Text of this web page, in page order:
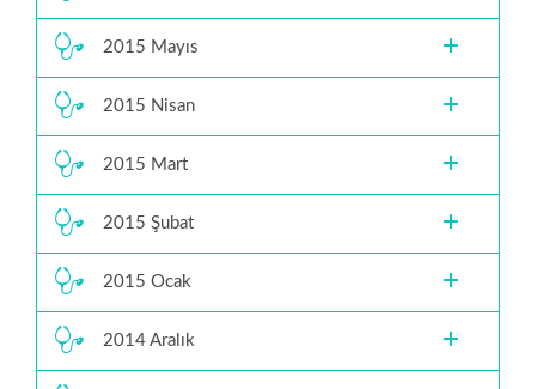
2015 Mayıs
2015 Nisan
2015 Mart
2015 Şubat
2015 Ocak
2014 Aralık